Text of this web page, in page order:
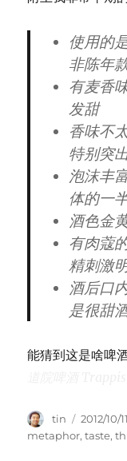
使用的
非陈年
有麦香
发甜
香味不
特别突
泡沫丰
体的一
酒色金
有肉蔻
精刺激
酒后口
是很甜
能猜到这是啥啤
Author
tin
Posted
on
2012/10/11
metaphor,taste,